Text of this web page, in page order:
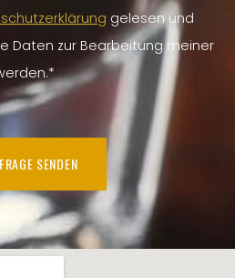
gelesen und
Daten zur Bearbeitung meiner